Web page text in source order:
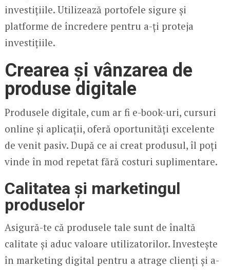
investițiile. Utilizează portofele sigure și
platforme de încredere pentru a-ți proteja
investițiile.
Crearea și vânzarea de
produse digitale
Produsele digitale, cum ar fi e-book-uri, cursuri
online și aplicații, oferă oportunități excelente
de venit pasiv. După ce ai creat produsul, îl poți
vinde în mod repetat fără costuri suplimentare.
Calitatea și marketingul
produselor
Asigură-te că produsele tale sunt de înaltă
calitate și aduc valoare utilizatorilor. Investește
în marketing digital pentru a atrage clienți și a-